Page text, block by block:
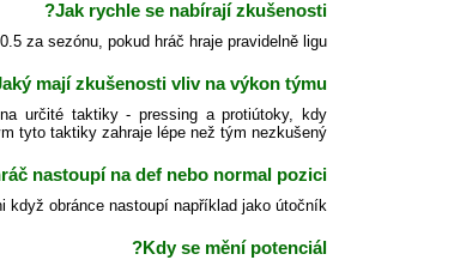
Jak rychle se nabírají zkušenosti?
za sezónu, pokud hráč hraje pravidelně ligu.
mají zkušenosti vliv na výkon týmu?
určité taktiky - pressing a protiútoky, kdy
tyto taktiky zahraje lépe než tým nezkušený.
nastoupí na def nebo normal pozici?
když obránce nastoupí například jako útočník.
Kdy se mění potenciál?